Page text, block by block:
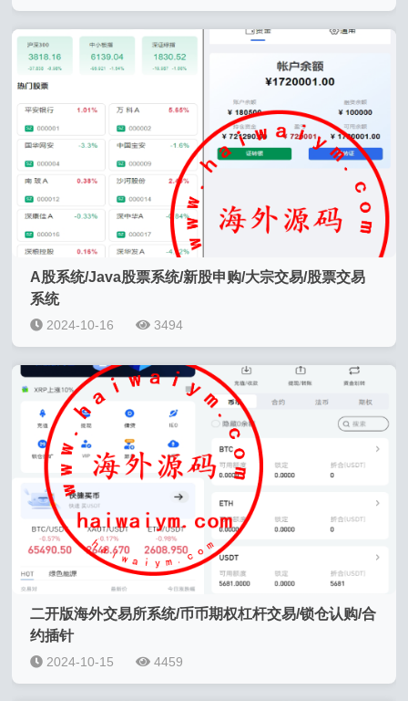
A股系统/Java股票系统/新股申购/大宗交易/股票交易
系统
2024-10-16 3494
二开版海外交易所系统/币币期权杠杆交易/锁仓认购/合
约插针
2024-10-15 4459